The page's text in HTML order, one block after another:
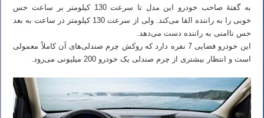
به گفتهٔ صاحب خودرو این مدل تا سرعت 130 کیلومتر بر ساعت حس
خوبی را به راننده القا می‌کند. ولی از سرعت 130 کیلومتر در ساعت به بعد
حس ناامنی به راننده دست می‌دهد.
این خودرو فضایی 7 نفره دارد که روکش چرم صندلی‌های آن کاملاً معمولی
است و انتظار بیشتری از چرم صندلی یک خودرو 200 میلیونی می‌رود.